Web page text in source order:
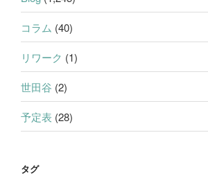
コラム (40)
リワーク (1)
世田谷 (2)
予定表 (28)
タグ